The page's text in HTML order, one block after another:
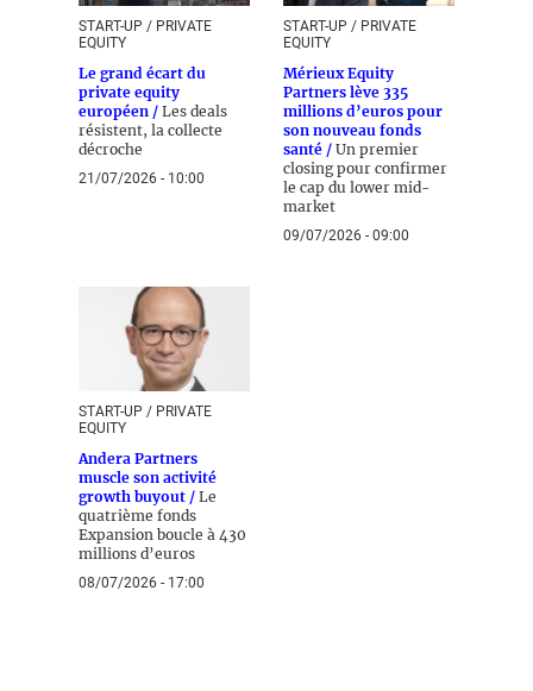
START-UP / PRIVATE
EQUITY
Le grand écart du
private equity
européen / Les deals
résistent, la collecte
décroche
21/07/2026 - 10:00
START-UP / PRIVATE
EQUITY
Mérieux Equity
Partners lève 335
millions d’euros pour
son nouveau fonds
santé / Un premier
closing pour confirmer
le cap du lower mid-
market
09/07/2026 - 09:00
START-UP / PRIVATE
EQUITY
Andera Partners
muscle son activité
growth buyout / Le
quatrième fonds
Expansion boucle à 430
millions d’euros
08/07/2026 - 17:00